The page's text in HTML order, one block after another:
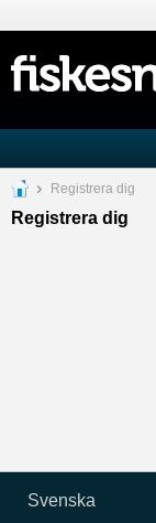
Registrera dig
Registrera dig
Svenska